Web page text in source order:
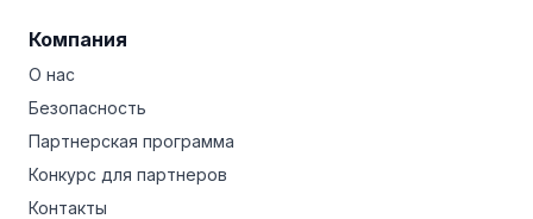
Компания
О нас
Безопасность
Партнерская программа
Конкурс для партнеров
Контакты